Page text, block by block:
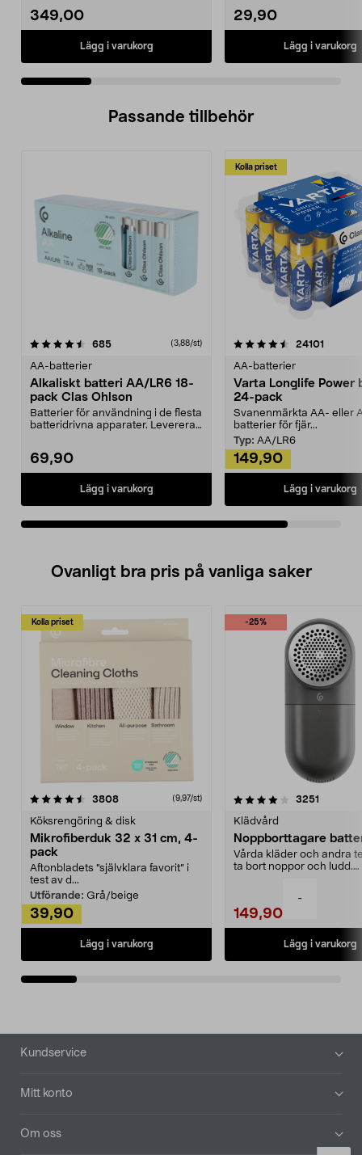
-
349,00
Lägg i varukorg
29,90
Lägg i varukorg
Passande tillbehör
685recensioner (3,88/st)
AA-batterier
Alkaliskt batteri AA/LR6 18-
pack Clas Ohlson
Batterier för användning i de flesta
batteridrivna apparater. Levereras
69,90
Lägg i varukorg
Kolla priset
4.5av 5 stjärnor 24101
AA-batterier
Varta Longlife Power
24-pack
Svanenmärkta AA- eller
batterier för fjär...
Typ: AA/LR6
149,90
Lägg i varukorg
Ovanligt bra pris på vanliga saker
Kolla priset
3808recensioner (9,97/st)
Köksrengöring & disk
Mikrofiberduk 32 x 31 cm, 4-
pack
Aftonbladets "självklara favorit” i
test av d...
Utförande: Grå/beige
39,90
Lägg i varukorg
-25%
4.0av 5 stjärnor 3251
Klädvård
Noppborttagare
Vårda kläder och andra
ta bort noppor och ludd.
149,90
Lägg i varukorg
4.5av 5 stjärnor
Sidfot
Kundservice
Mitt konto
Om oss